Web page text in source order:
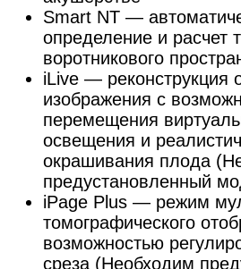
Smart NT —
определение и расчет
воротникового
iLive — реконструкция
изображения с
перемещения
освещения и
окрашивания плода
предустановленный
iPage Plus — режим
томографического
возможностью
среза (Необходим